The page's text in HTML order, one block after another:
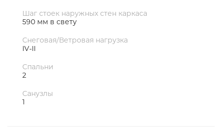
Шаг стоек наружных стен каркаса
590 мм в свету
Снеговая/Ветровая нагрузка
IV-II
Спальни
2
Санузлы
1